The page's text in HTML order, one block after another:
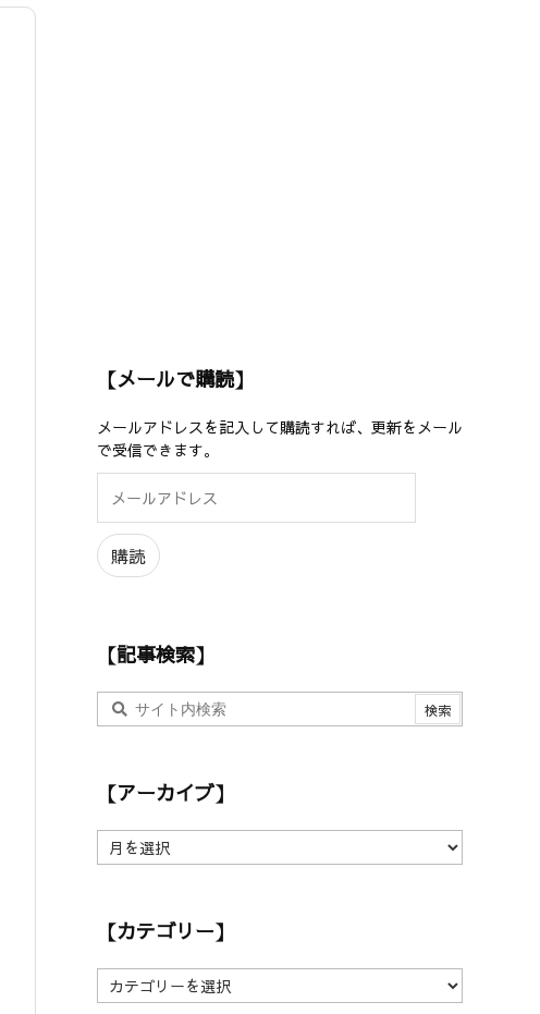
【メールで購読】
メールアドレスを記入して購読すれば、更新をメール
で受信できます。
ル
ア
ド
購読
【記事検索】
【アーカイブ】
ア
イ
】
【カテゴリー】
【
カ